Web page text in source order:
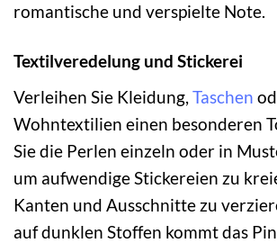
romantische und verspielte Note.
Textilveredelung und Stickerei
Verleihen Sie Kleidung, Taschen
Wohntextilien einen besonderen
Sie die Perlen einzeln oder in
um aufwendige Stickereien zu
Kanten und Ausschnitte zu
auf dunklen Stoffen kommt das